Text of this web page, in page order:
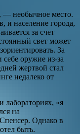
— необычное место.
и население города,
за счет
свет может
За
оружие из-за
жертвой стал
недалеко от
лабораториях, «я
на
Однако в
быть.